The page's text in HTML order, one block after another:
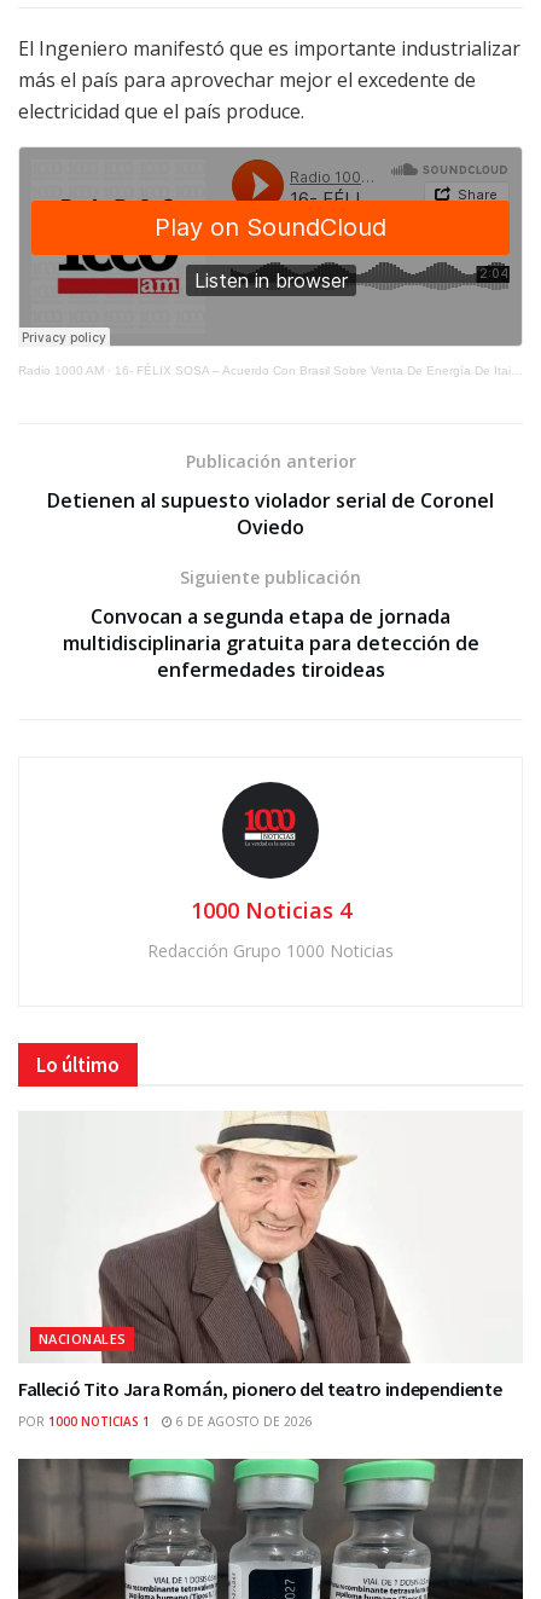
El Ingeniero manifestó que es importante industrializar
más el país para aprovechar mejor el excedente de
electricidad que el país produce.
Radio 1000 AM · 16- FÉLIX SOSA – Acuerdo Con Brasil Sobre Venta De Energía De Itaipú
Publicación anterior
Detienen al supuesto violador serial de Coronel
Oviedo
Siguiente publicación
Convocan a segunda etapa de jornada
multidisciplinaria gratuita para detección de
enfermedades tiroideas
1000 Noticias 4
Redacción Grupo 1000 Noticias
Lo último
NACIONALES
Falleció Tito Jara Román, pionero del teatro independiente
POR 1000 NOTICIAS 1 6 DE AGOSTO DE 2026